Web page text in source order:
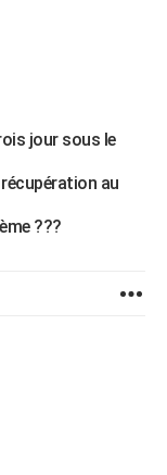
jour sous le
au
???